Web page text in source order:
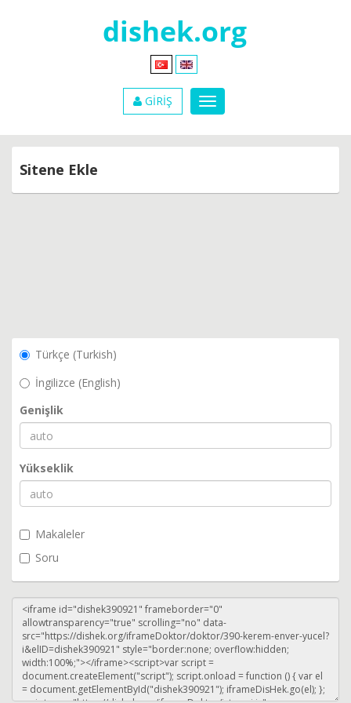
GİRİŞ
Sitene Ekle
Türkçe (Turkish)
İngilizce (English)
Genişlik
Yükseklik
Makaleler
Soru